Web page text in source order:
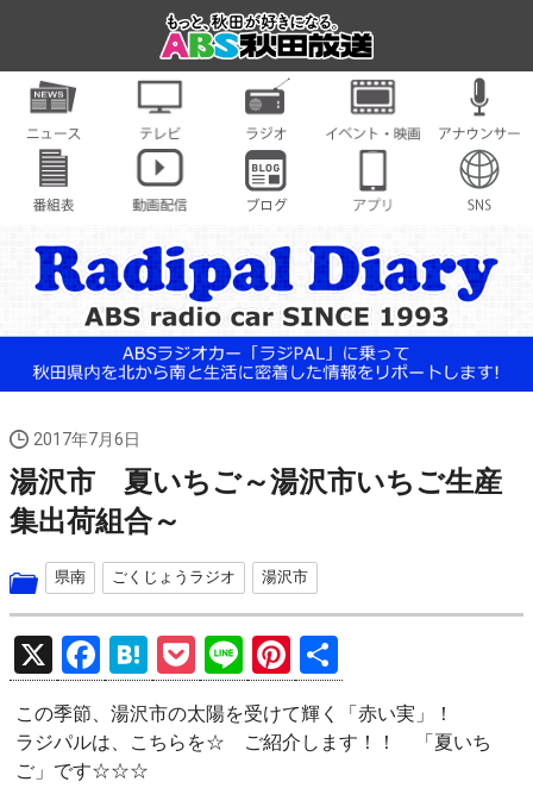
2017年7月6日
湯沢市 夏いちご～湯沢市いちご生産
集出荷組合～
県南 ごくじょうラジオ 湯沢市
X
F
a
ce
b
H
at
e
P
o
ck
Li
n
e
Pi
nt
er
有
この季節、湯沢市の太陽を受けて輝く「赤い実」！
ラジパルは、こちらを☆ ご紹介します！！ 「夏いち
ご」です☆☆☆